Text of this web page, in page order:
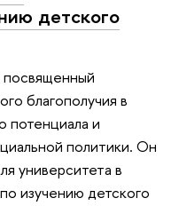
детского
посвященный
благополучия в
потенциала и
политики. Он
университета в
изучению детского